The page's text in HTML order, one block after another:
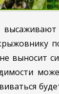
выносит